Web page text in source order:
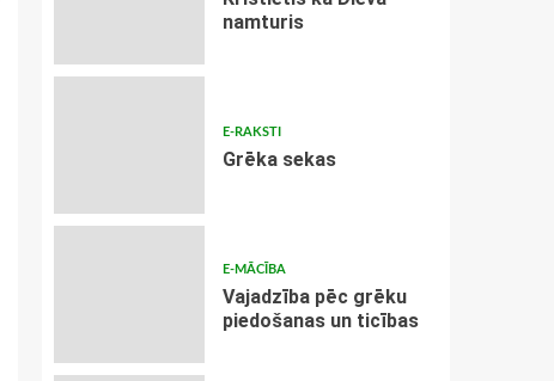
namturis
E-RAKSTI
Grēka sekas
E-MĀCĪBA
Vajadzība pēc grēku
piedošanas un ticības